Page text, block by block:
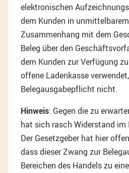
elektronischen
dem Kunden in
Zusammenhang mit dem
Beleg über den
dem Kunden zur Verfügung
offene Ladenkasse
Belegausgabepflicht nicht.
Hinweis: Gegen die zu
hat sich rasch Widerstand im
Der Gesetzgeber hat hier
dass dieser Zwang zur
Bereichen des Handels zu